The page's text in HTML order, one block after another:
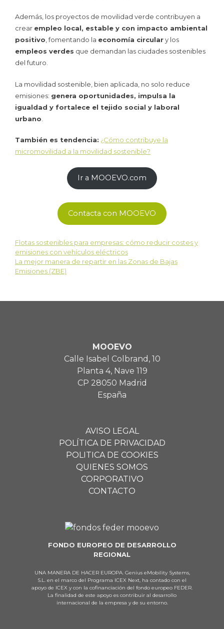
Además, los proyectos de movilidad verde contribuyen a
crear empleo local, estable y con impacto ambiental
positivo , fomentando la economía circulary los
empleos verdes que demandan las ciudades sostenibles
del futuro.
La movilidad sostenible, bien aplicada, no solo reduce
emisiones: genera oportunidades, impulsa la
igualdad y fortalece el tejido social y laboral
urbano
También es tendencia: ¿Cómo contribuye la
micromovilidad a la movilidad sostenible?
Ir a MOOEVO.com
Contacta con MOOEVO
Flotas sostenibles para empresas: cómo reducir costes y
emisiones con vehículos eléctricos
La mejor manera de repartir en las Zonas de Bajas
Emisiones (ZBE)
MOOEVO
Calle Isabel Colbrand, 10
Planta 4, Nave 119
CP 28050 Madrid
España
AVISO LEGAL
POLÍTICA DE PRIVACIDAD
POLITICA DE COOKIES
QUIENES SOMOS
CORPORATIVO
CONTACTO
FONDO EUROPEO DE DESARROLLO
REGIONAL
UNA MANERA DE HACER EUROPA. Genius eMobility Systems,
S.L. en el marco del Programa ICEX Next, ha contado con el
apoyo de ICEX y con la cofinanciación del fondo europeo FEDER.
La finalidad de este apoyo es contribuir al desarrollo
internacional de la empresa y de su entorno.